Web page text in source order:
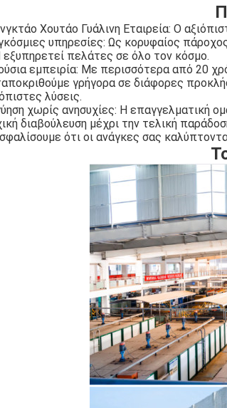
Χουτάο Γυάλινη Εταιρεία: Ο
υπηρεσίες: Ως κορυφαίος
πελάτες σε όλο τον κόσμο.
εμπειρία: Με περισσότερα από 20
γρήγορα σε διάφορες
λύσεις.
χωρίς ανησυχίες: Η επαγγελματική
διαβούλευση μέχρι την τελική
ότι οι ανάγκες σας